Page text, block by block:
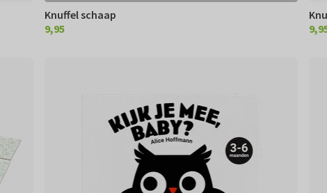
Knuffel schaap
€ 9,95
9,95
€